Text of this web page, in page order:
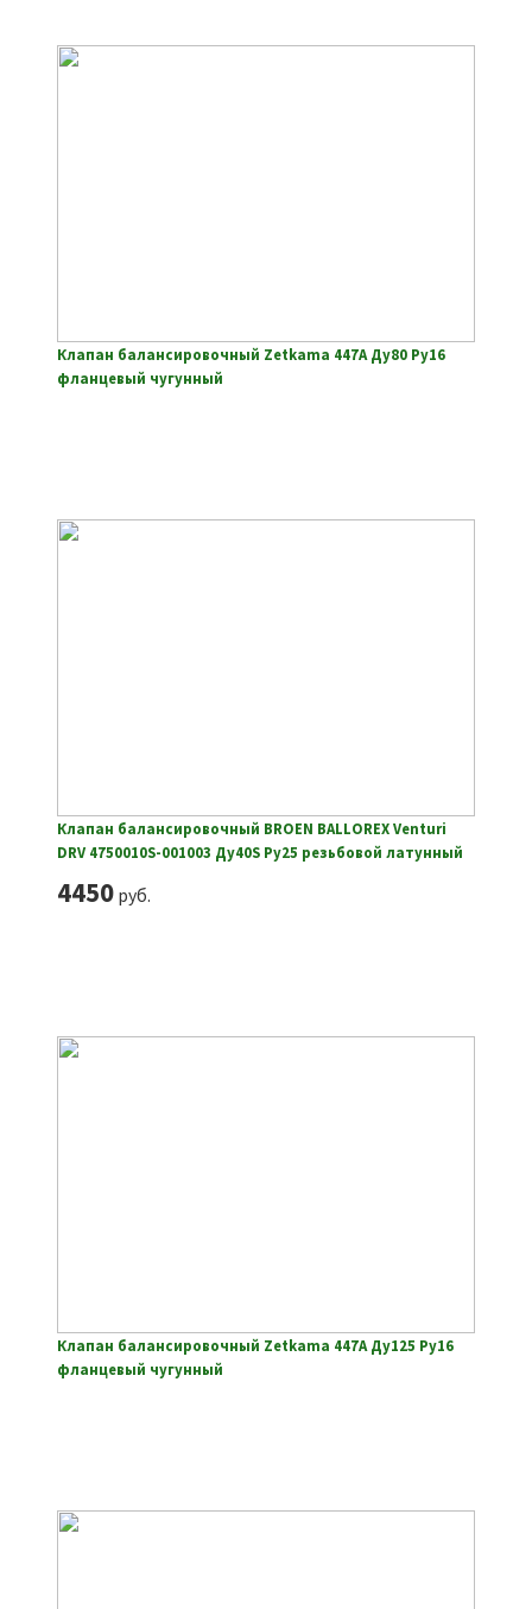
Клапан балансировочный Zetkama 447A Ду80 Ру16
фланцевый чугунный
Клапан балансировочный BROEN BALLOREX Venturi
DRV 4750010S-001003 Ду40S Ру25 резьбовой латунный
4450руб.
Клапан балансировочный Zetkama 447A Ду125 Ру16
фланцевый чугунный